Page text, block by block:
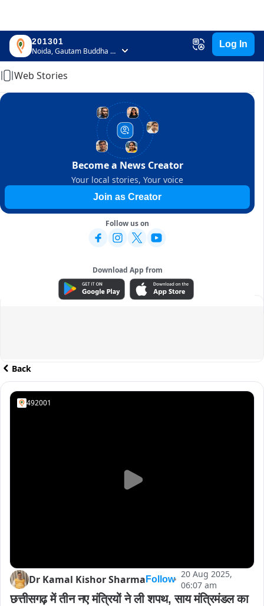
201301
Noida, Gautam Buddha Nagar, Uttar Pradesh
Log In
Home
Web Stories
Become a News Creator
Your local stories, Your voice
Join as Creator
Follow us on
Download App from
ADVERTISEMENT
Back
492001
Dr Kamal Kishor Sharma Follow 20 Aug 2025,
06:07 am
छत्तीसगढ़ में तीन नए मंत्रियों ने ली शपथ, साय मंत्रिमंडल का